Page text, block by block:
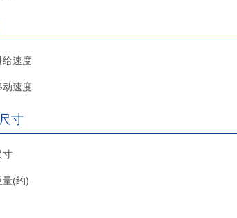
给速度
动速度
寸
寸
量(约)